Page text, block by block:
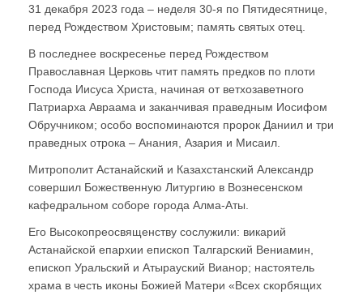
31 декабря 2023 года – неделя 30-я по Пятидесятнице,
перед Рождеством Христовым; память святых отец.
В последнее воскресенье перед Рождеством
Православная Церковь чтит память предков по плоти
Господа Иисуса Христа, начиная от ветхозаветного
Патриарха Авраама и заканчивая праведным Иосифом
Обручником; особо воспоминаются пророк Даниил и три
праведных отрока – Анания, Азария и Мисаил.
Митрополит Астанайский и Казахстанский Александр
совершил Божественную Литургию в Вознесенском
кафедральном соборе города Алма-Аты.
Его Высокопреосвященству сослужили: викарий
Астанайской епархии епископ Талгарский Вениамин,
епископ Уральский и Атырауский Вианор; настоятель
храма в честь иконы Божией Матери «Всех скорбящих